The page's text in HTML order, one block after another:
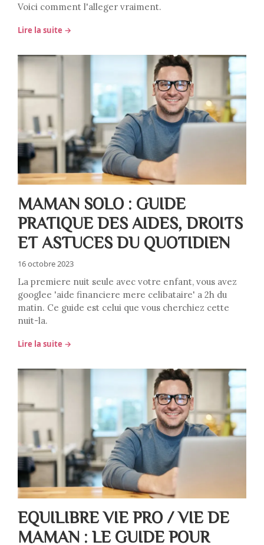
Voici comment l'alleger vraiment.
Lire la suite →
MAMAN SOLO : GUIDE
PRATIQUE DES AIDES, DROITS
ET ASTUCES DU QUOTIDIEN
16 octobre 2023
La premiere nuit seule avec votre enfant, vous avez
googlee 'aide financiere mere celibataire' a 2h du
matin. Ce guide est celui que vous cherchiez cette
nuit-la.
Lire la suite →
EQUILIBRE VIE PRO / VIE DE
MAMAN : LE GUIDE POUR